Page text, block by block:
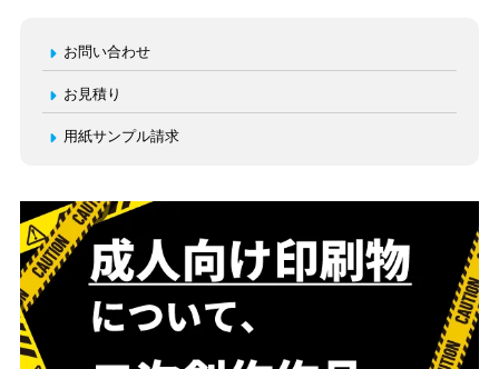
お問い合わせ
お見積り
用紙サンプル請求